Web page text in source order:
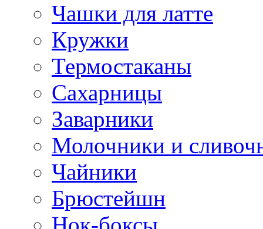
Чашки для латте
Кружки
Термостаканы
Сахарницы
Заварники
Молочники и
Чайники
Брюстейшн